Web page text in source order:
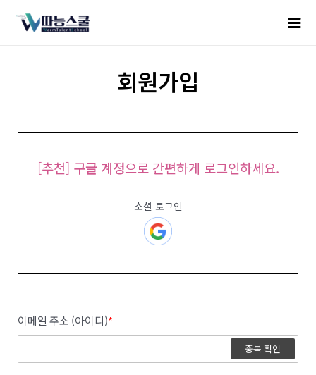
회원가입
[추천] 구글 계정으로 간편하게 로그인하세요.
소셜 로그인
이메일 주소 (아이디)*
중복 확인